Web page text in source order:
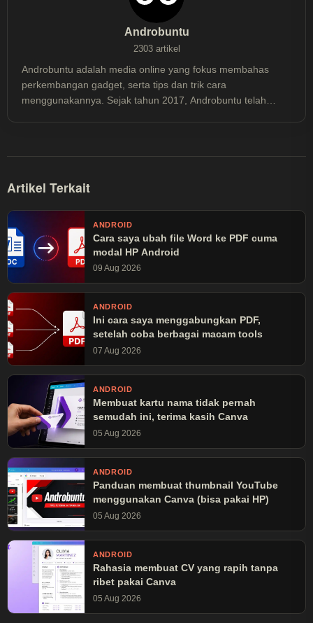
Androbuntu
2303 artikel
Androbuntu adalah media online yang fokus membahas
perkembangan gadget, serta tips dan trik cara
menggunakannya. Sejak tahun 2017, Androbuntu telah
Artikel Terkait
ANDROID
Cara saya ubah file Word ke PDF cuma
modal HP Android
09 Aug 2026
ANDROID
Ini cara saya menggabungkan PDF,
setelah coba berbagai macam tools
07 Aug 2026
ANDROID
Membuat kartu nama tidak pernah
semudah ini, terima kasih Canva
05 Aug 2026
ANDROID
Panduan membuat thumbnail YouTube
menggunakan Canva (bisa pakai HP)
05 Aug 2026
ANDROID
Rahasia membuat CV yang rapih tanpa
ribet pakai Canva
05 Aug 2026